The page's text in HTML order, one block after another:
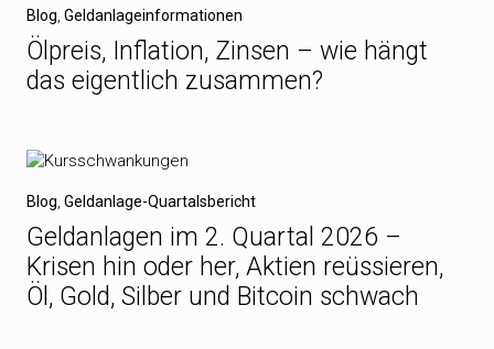
Blog Geldanlageinformationen
Ölpreis, Inflation, Zinsen – wie hängt
das eigentlich zusammen?
Blog Geldanlage-Quartalsbericht
Geldanlagen im 2. Quartal 2026 –
Krisen hin oder her, Aktien reüssieren,
Öl, Gold, Silber und Bitcoin schwach